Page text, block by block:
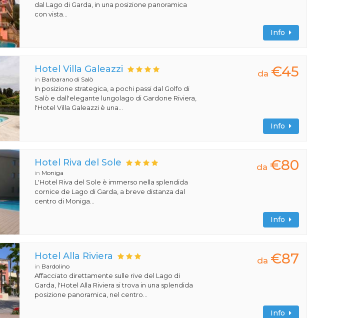
dal Lago di Garda, in una posizione panoramica
con vista...
Info
Hotel Villa Galeazzi
in Barbarano di Salò
In posizione strategica, a pochi passi dal Golfo di
Salò e dall'elegante lungolago di Gardone Riviera,
l'Hotel Villa Galeazzi è una...
da €45
Info
Hotel Riva del Sole
in Moniga
L'Hotel Riva del Sole è immerso nella splendida
cornice de Lago di Garda, a breve distanza dal
centro di Moniga...
da €80
Info
Hotel Alla Riviera
in Bardolino
Affacciato direttamente sulle rive del Lago di
Garda, l'Hotel Alla Riviera si trova in una splendida
posizione panoramica, nel centro...
da €87
Info